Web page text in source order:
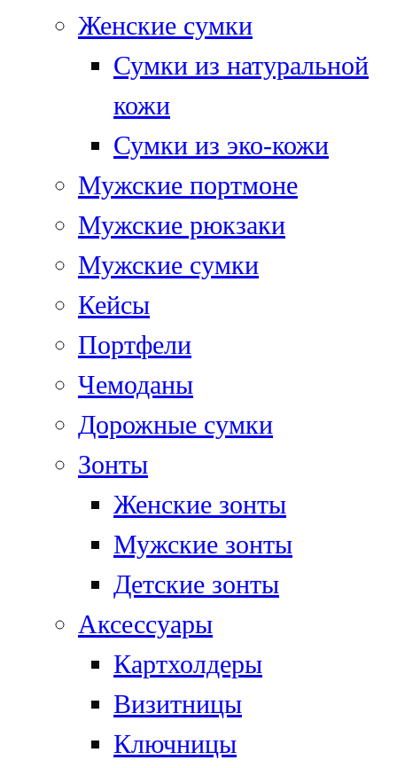
Женские сумки
Сумки из натуральной
кожи
Сумки из эко-кожи
Мужские портмоне
Мужские рюкзаки
Мужские сумки
Кейсы
Портфели
Чемоданы
Дорожные сумки
Зонты
Женские зонты
Мужские зонты
Детские зонты
Аксессуары
Картхолдеры
Визитницы
Ключницы